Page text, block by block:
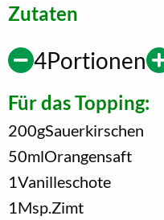
Zutaten
4Portionen
Für das Topping:
200gSauerkirschen
50mlOrangensaft
1Vanilleschote
1 Msp. Zimt